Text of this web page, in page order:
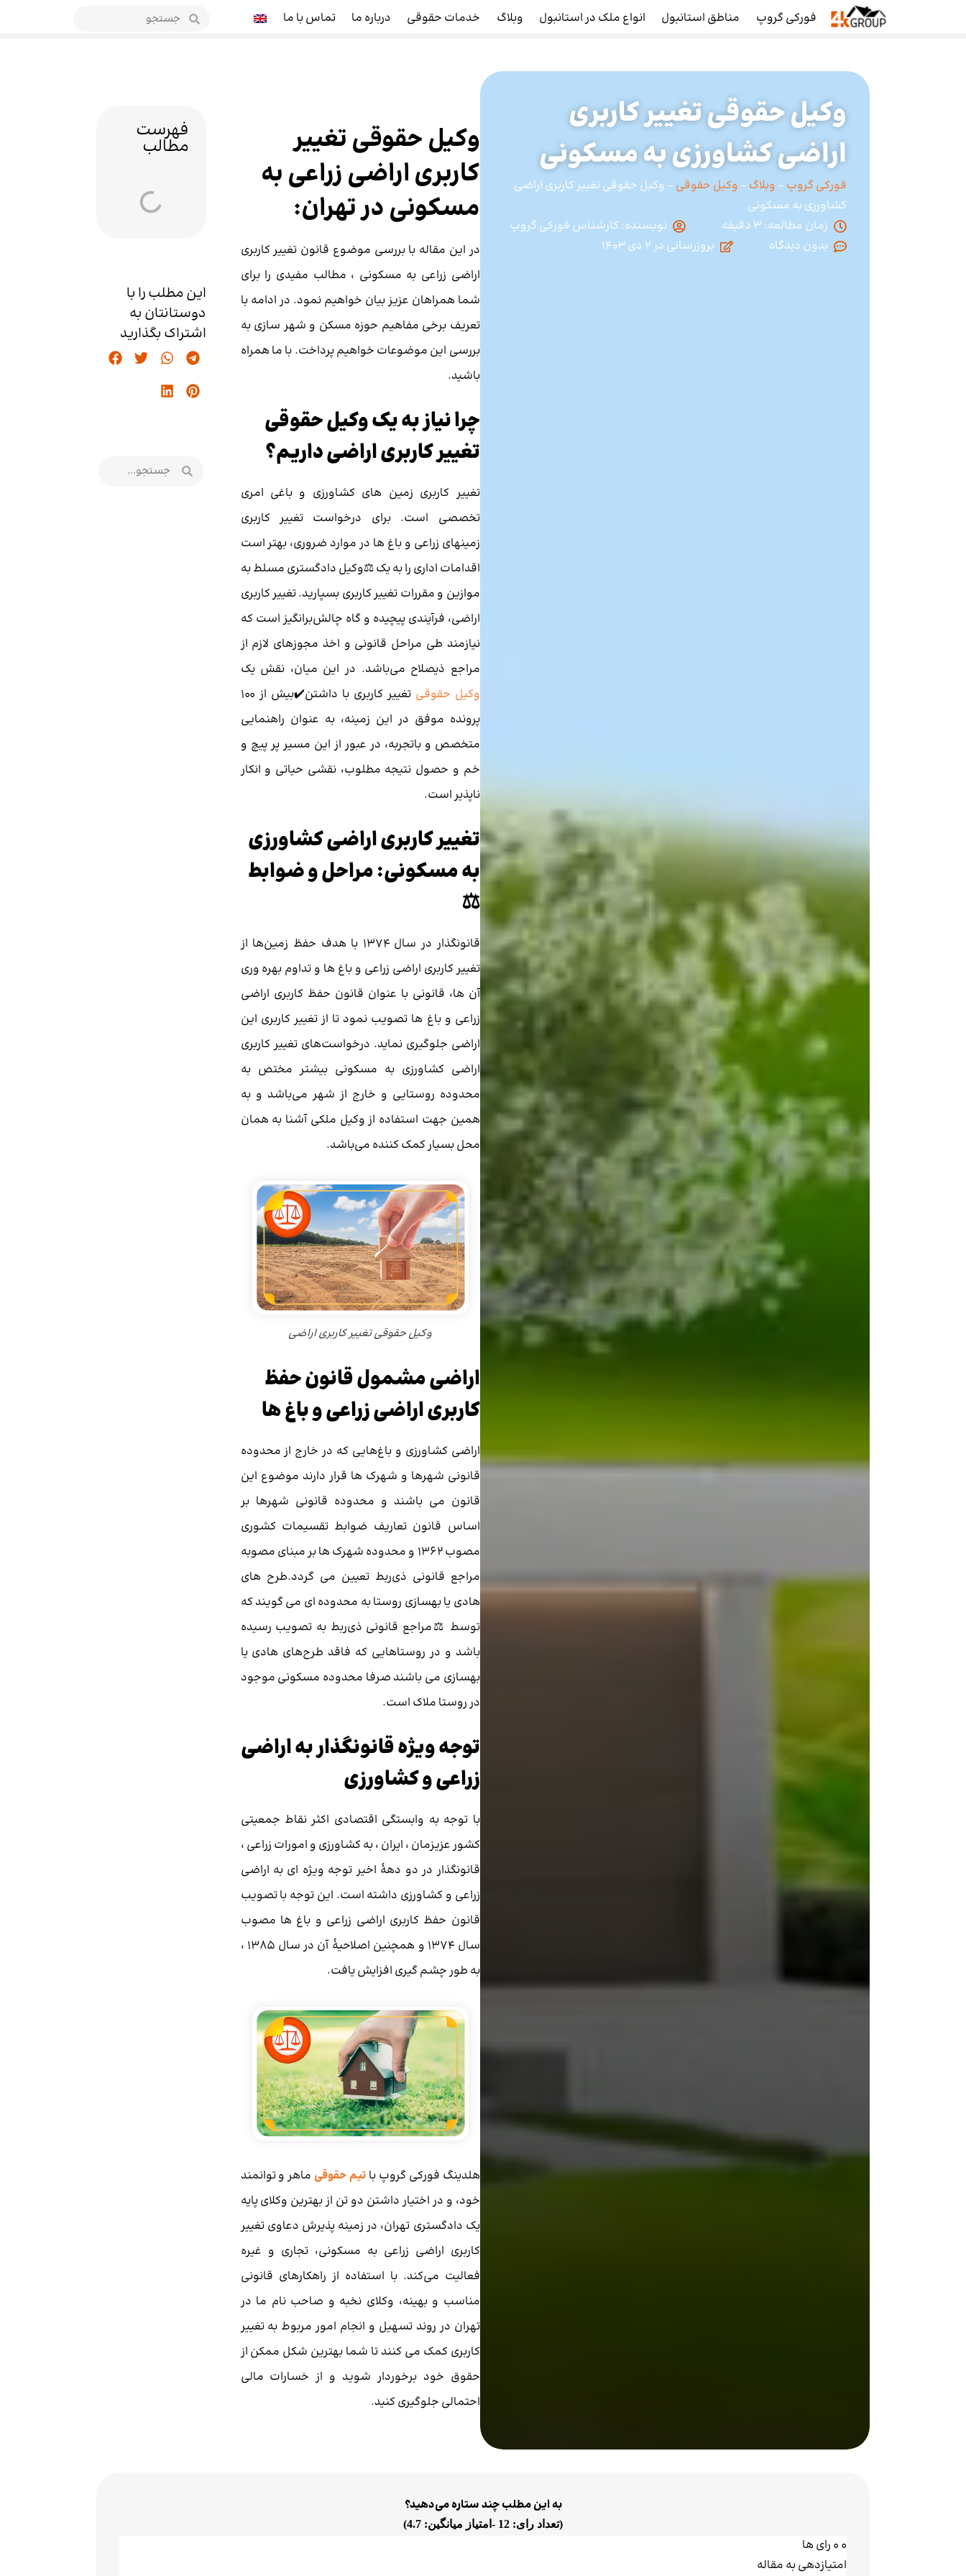
فورکی گروپ مناطق استانبول انواع ملک در استانبول وبلاگ خدمات حقوقی درباره ما تماس با ما
وکیل حقوقی تغییر کاربری
اراضی کشاورزی به مسکونی
فورکی گروپ - وبلاگ - وکیل حقوقی - وکیل حقوقی تغییر کاربری اراضی
کشاورزی به مسکونی
زمان مطالعه: 3 دقیقه
نویسنده: کارشناس فورکی گروپ
بدون
بروزرسانی در2 دی 1403
وکیل حقوقی تغییر
کاربری اراضی زراعی به
مسکونی در تهران:
در این مقاله با بررسی موضوع قانون تغییر کاربری
اراضی زراعی به مسکونی ، مطالب مفیدی را برای
شما همراهان عزیز بیان خواهیم نمود. در ادامه با
تعریف برخی مفاهیم حوزه مسکن و شهر سازی به
بررسی این موضوعات خواهیم پرداخت. با ما همراه
باشید.
چرا نیاز به یک وکیل حقوقی
تغییر کاربری اراضی داریم؟
تغییر کاربری زمین های کشاورزی و باغی امری
تخصصی است. برای درخواست تغییر کاربری
زمینهای زراعی و باغ ها در موارد ضروری، بهتر است
اقدامات اداری را به یک ⚖️وکیل دادگستری مسلط به
موازین و مقررات تغییر کاربری بسپارید. تغییر کاربری
اراضی، فرآیندی پیچیده و گاه چالش‌برانگیز است که
نیازمند طی مراحل قانونی و اخذ مجوزهای لازم از
مراجع ذیصلاح می‌باشد. در این میان، نقش یک
وکیل حقوقی
تغییر کاربری با داشتن✔️بیش از 100
پرونده موفق در این زمینه، به عنوان راهنمایی
متخصص و باتجربه، در عبور از این مسیر پر پیچ و
خم و حصول نتیجه مطلوب، نقشی حیاتی و انکار
ناپذیر است.
تغییر کاربری اراضی کشاورزی
به مسکونی: مراحل و ضوابط
⚖️
قانونگذار در سال ۱٣٧۴ با هدف حفظ زمین‌ها از
تغییر کاربری اراضی زراعی و باغ ها و تداوم بهره وری
آن ها، قانونی با عنوان قانون حفظ کاربری اراضی
زراعی و باغ ها تصویب نمود تا از تغییر کاربری این
اراضی جلوگیری نماید. درخواست‌های تغییر کاربری
اراضی کشاورزی به مسکونی بیشتر مختص به
محدوده روستایی و خارج از شهر می‌باشد و به
همین جهت استفاده از وکیل ملکی آشنا به همان
محل بسیار کمک کننده می‌باشد.
وکیل حقوقی تغییر کاربری اراضی
اراضی مشمول قانون حفظ
کاربری اراضی زراعی و باغ ها
اراضی کشاورزی و باغ‌هایی که در خارج از محدوده
قانونی شهرها و شهرک ها قرار دارند موضوع این
قانون می باشند و محدوده قانونی شهرها بر
اساس قانون تعاریف ضوابط تقسیمات کشوری
مصوب ۱٣۶٢ و محدوده شهرک ها بر مبنای مصوبه
مراجع قانونی ذی‌ربط تعیین می گردد.طرح های
هادی یا بهسازی روستا به محدوده ای می گویند که
توسط ⚖️مراجع قانونی ذی‌ربط به تصویب رسیده
باشد و در روستاهایی که فاقد طرح‌های هادی یا
بهسازی می باشند صرفا محدوده مسکونی موجود
در روستا ملاک است.
توجه ویژه قانونگذار به اراضی
زراعی و کشاورزی
با توجه به وابستگی اقتصادی اکثر نقاط جمعیتی
کشور عزیزمان ، ایران ، به کشاورزی و امورات زراعی ،
قانونگذار در دو دهۀ اخیر توجه ویژه ای به اراضی
زراعی و کشاورزی داشته است. این توجه با تصویب
قانون حفظ کاربری اراضی زراعی و باغ ها مصوب
سال 1374 و همچنین اصلاحیۀ آن در سال 1385 ،
به طور چشم گیری افزایش یافت.
هلدینگ فورکی گروپ با تیم حقوقی ماهر و توانمند
خود، و در اختیار داشتن دو تن از بهترین وکلای پایه
یک دادگستری تهران، در زمینه پذیرش دعاوی تغییر
کاربری اراضی زراعی به مسکونی، تجاری و غیره
فعالیت می‌کند. با استفاده از راهکارهای قانونی
مناسب و بهینه، وکلای نخبه و صاحب نام ما در
تهران در روند تسهیل و انجام امور مربوط به تغییر
کاربری کمک می کنند تا شما بهترین شکل ممکن از
حقوق خود برخوردار شوید و از خسارات مالی
احتمالی جلوگیری کنید.
فهرست
مطالب
این مطلب را با
دوستانتان به
اشتراک بگذارید
به این مطلب چند ستاره می‌دهید؟
(تعداد رای: 12
- امتیاز میانگین: 4.7
)
0
0 رای ها
امتیازدهی به مقاله